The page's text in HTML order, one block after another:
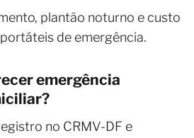
plantão noturno e custo
de emergência.
emergência
no CRMV-DF e